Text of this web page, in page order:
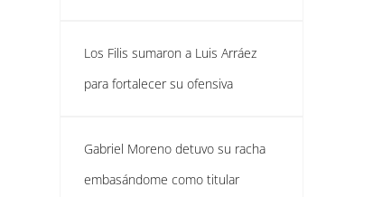
Los Filis sumaron a Luis Arráez
para fortalecer su ofensiva
Gabriel Moreno detuvo su racha
embasándome como titular